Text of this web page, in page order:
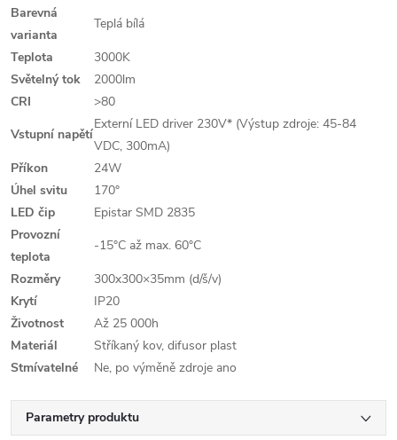
Barevná
varianta
Teplá bílá
Teplota
3000K
Světelný tok
2000lm
CRI
>80
Vstupní napětí
Externí LED driver 230V* (Výstup zdroje: 45-84
VDC, 300mA)
Příkon
24W
Úhel svitu
170°
LED čip
Epistar SMD 2835
Provozní
teplota
-15°C až max. 60°C
Rozměry
300x300×35mm (d/š/v)
Krytí
IP20
Životnost
Až 25 000h
Materiál
Stříkaný kov, difusor plast
Stmívatelné
Ne, po výměně zdroje ano
Parametry produktu